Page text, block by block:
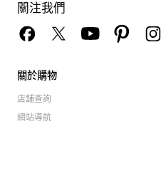
關注我們
關於購物
店舖查詢
網站導航